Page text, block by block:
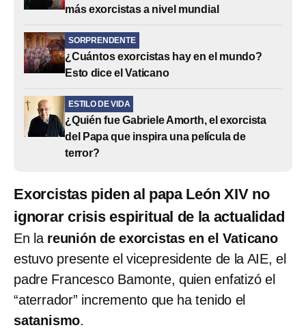
más exorcistas a nivel mundial
SORPRENDENTE
¿Cuántos exorcistas hay en el mundo?
Esto dice el Vaticano
ESTILO DE VIDA
¿Quién fue Gabriele Amorth, el exorcista
del Papa que inspira una película de
terror?
Exorcistas piden al papa León XIV no
ignorar crisis espiritual de la actualidad
En la reunión de exorcistas en el Vaticano
estuvo presente el vicepresidente de la AIE, el
padre Francesco Bamonte, quien enfatizó el
“aterrador” incremento que ha tenido el
satanismo.